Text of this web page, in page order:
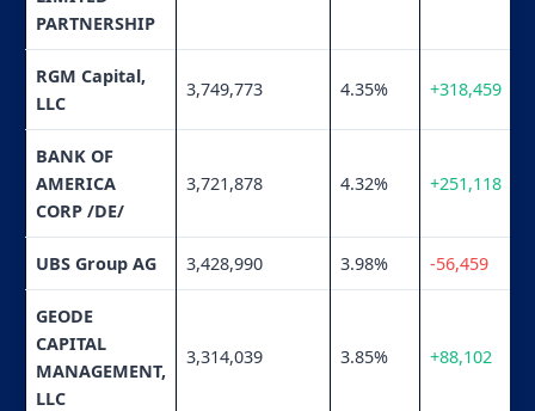
PARTNERSHIP
RGM Capital,
LLC
3,749,773 4.35% +318,459
BANK OF
AMERICA
CORP /DE/
3,721,878 4.32% +251,118
UBS Group AG 3,428,990 3.98% -56,459
GEODE
CAPITAL
MANAGEMENT,
LLC
3,314,039 3.85% +88,102